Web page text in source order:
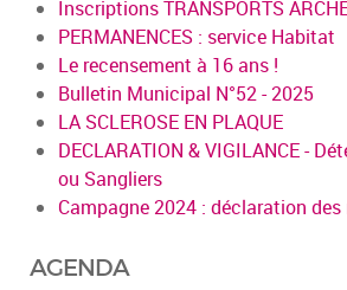
Inscriptions TRANSPORTS
PERMANENCES : service Habitat
Le recensement à 16 ans !
Bulletin Municipal N°52 - 2025
LA SCLEROSE EN PLAQUE
DECLARATION & VIGILANCE -
ou Sangliers
Campagne 2024 : déclaration des
AGENDA